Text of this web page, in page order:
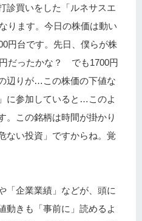
診買いをした「ルネサスエ
ります。今日の株価は動い
円台です。先日、僕らが株
だったかな？ でも1700円
辺りが…この株価の下値な
に参加していると…このよ
。この銘柄は時間が掛かり
ない投資」ですからね。覚
「企業業績」などが、頭に
動きも「事前に」読めるよ